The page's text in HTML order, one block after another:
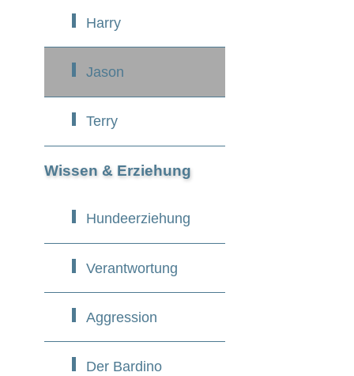
Harry
Jason
Terry
Wissen & Erziehung
Hundeerziehung
Verantwortung
Aggression
Der Bardino